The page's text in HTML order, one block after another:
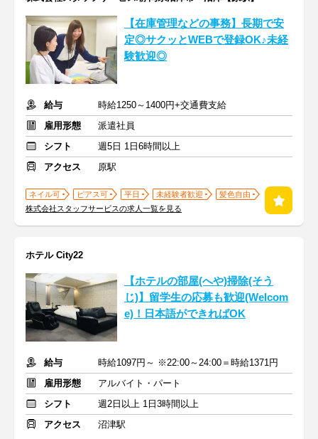
【在庫管理などの事務】長期で安
定◎サクッとWEBで登録OK♪未経
験歓迎◎
給与
時給1250～1400円+交通費支給
雇用形態
派遣社員
シフト
週5日 1日6時間以上
アクセス
原駅
ネイル可 ピアス可 平日 未経験者歓迎
髪色自由
株式会社スタッフサービスの求人一覧を見る
ホテル City22
【ホテルの部屋(へや)掃除(そう
じ)】留学生の応募も歓迎(Welcom
e)！日本語ができればOK
給与
時給1097円～ ※22:00～24:00＝時給1371円
雇用形態
アルバイト・パート
シフト
週2日以上 1日3時間以上
アクセス
沼津駅